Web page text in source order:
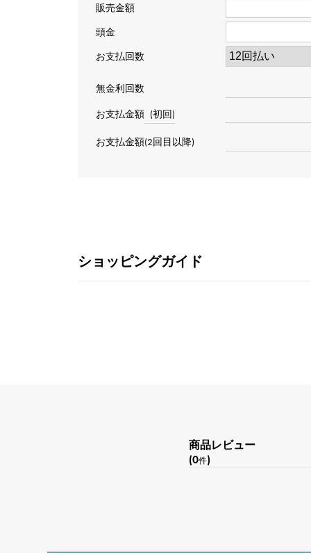
販売金額
頭金
お支払回数
無金利回数
お支払金額 (初回)
お支払金額(2回目以降)
ショッピングガイド
商品レビュー
(0件)